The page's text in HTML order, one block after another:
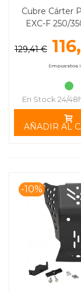
Cubre Cárter
EXC-F 250/
129,41 €
(impuestos
En Stock 24/
AÑADIR AL
-10%